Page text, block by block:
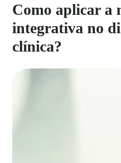
Como aplicar a
integrativa no
clínica?